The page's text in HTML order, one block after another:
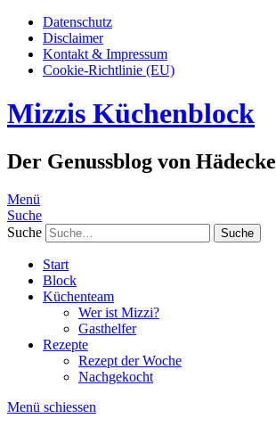
Datenschutz
Disclaimer
Kontakt & Impressum
Cookie-Richtlinie (EU)
Mizzis Küchenblock
Der Genussblog von Hädecke
Menü
Suche
Suche
Start
Block
Küchenteam
Wer ist Mizzi?
Gasthelfer
Rezepte
Rezept der Woche
Nachgekocht
Menü schiessen